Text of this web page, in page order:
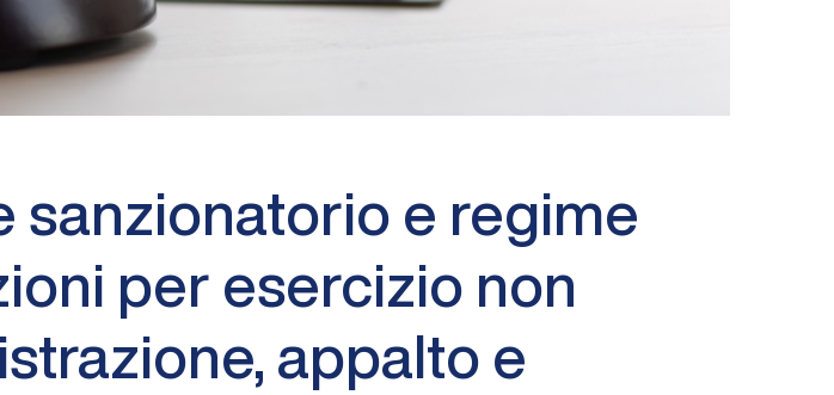
sanzionatorio e regime
per esercizio non
appalto e